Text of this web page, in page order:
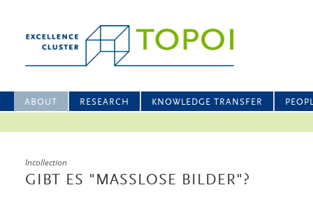
ABOUT RESEARCH KNOWLEDGE TRANSFER
Incollection
GIBT ES "MASSLOSE BILDER"?